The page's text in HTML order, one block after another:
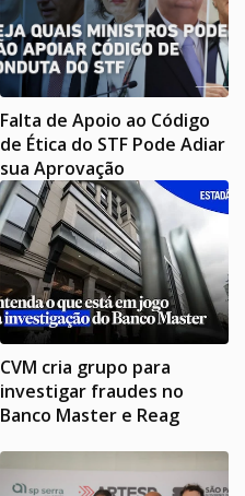
Falta de Apoio ao Código
de Ética do STF Pode Adiar
sua Aprovação
CVM cria grupo para
investigar fraudes no
Banco Master e Reag